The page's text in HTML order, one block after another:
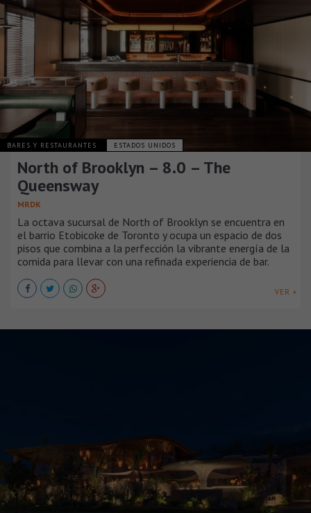
BARES Y RESTAURANTES ESTADOS UNIDOS
North of Brooklyn – 8.0 – The
Queensway
MRDK
La octava sucursal de North of Brooklyn se encuentra en
el barrio Etobicoke de Toronto y ocupa un espacio de dos
pisos que combina a la perfección la vibrante energía de la
comida para llevar con una refinada experiencia de bar.
VER +